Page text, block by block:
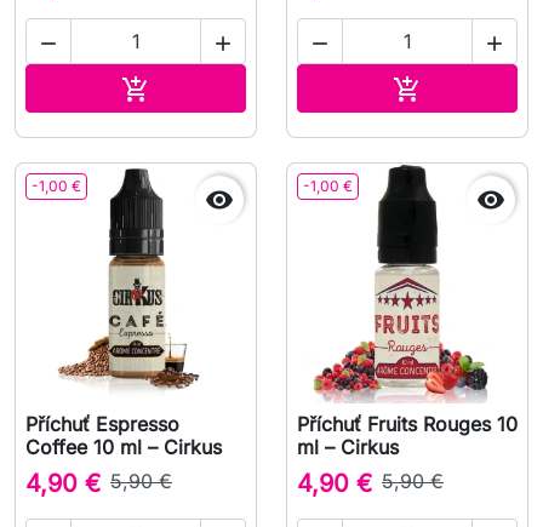
 

 

-1,00 € 
Příchuť Espresso
Coffee 10 ml – Cirkus
4,90 € 5,90 €
-1,00 € 
Příchuť Fruits Rouges 10
ml – Cirkus
4,90 € 5,90 €